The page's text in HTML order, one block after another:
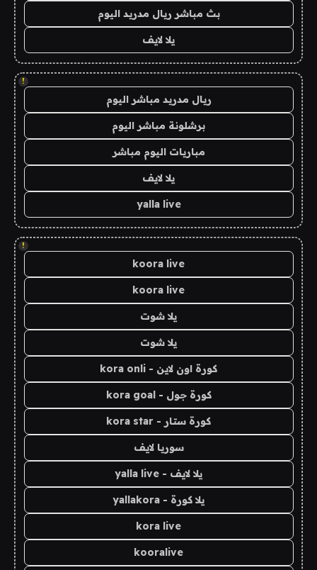
بث مباشر ريال مدريد اليوم
يلا لايف
!
ريال مدريد مباشر اليوم
برشلونة مباشر اليوم
مباريات اليوم مباشر
يلا لايف
yalla live
!
koora live
koora live
يلا شوت
يلا شوت
كورة اون لاين - kora onli
كورة جول - kora goal
كورة ستار - kora star
سوريا لايف
يلا لايف - yalla live
يلا كورة - yallakora
kora live
kooralive